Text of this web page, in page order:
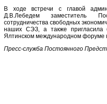
В ходе встречи с главой
Д.В.Лебедем заместитель
сотрудничества свободных
наших СЭЗ, а также пригласила
Ялтинском международном форуме
Пресс-служба Постоянного